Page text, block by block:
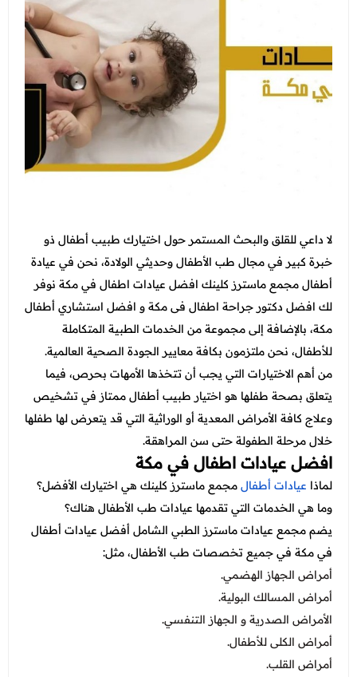
الطائف - شارع قريش
النساء والتوليد والتجميل النسائي
الطب العام و طب الطواري
الطب الاتصالي و الطب المنزلي
الاطفال
خدمات المختبر
الاشعة
عروض الجلدية والتجميل
عرض الكل
عروض الفيلر و البوتكس
عروض الصيف المميزة
عروض البيكو واي
عروض الليزر
عروض العناية بالبشرة
عروض العناية بالشعر
عروض الرجال
عروض زوايا مكة
عروض النساء والتوليد والتجميل النسائي
عروض الطب العام
عرض الكل
فحوصات العمالة الوافدة
باقات متابعة ابر التنحيف
عروض جراحات التجميل
عروض قسم الطوارئ
عروض المختبر
عروض الاشعة
عروض الباطنة
عروض العظام
عروض الانف والاذن والحنجرة
عروض العلاج الطبيعي
اتصل بنا
المدونة
لا داعي للقلق والبحث المستمر حول اختيارك طبيب أطفال ذو
خبرة كبير في مجال طب الأطفال وحديثي الولادة، نحن في عيادة
أطفال مجمع ماسترز كلينك افضل عيادات اطفال في مكة نوفر
لك افضل دكتور جراحة اطفال فى مكة و افضل استشاري أطفال
مكة، بالإضافة إلى مجموعة من الخدمات الطبية المتكاملة
للأطفال، نحن ملتزمون بكافة معايير الجودة الصحية العالمية.
من أهم الاختيارات التي يجب أن تتخذها الأمهات بحرص، فيما
يتعلق بصحة طفلها هو اختيار طبيب أطفال ممتاز في تشخيص
وعلاج كافة الأمراض المعدية أو الوراثية التي قد يتعرض لها طفلها
خلال مرحلة الطفولة حتى سن المراهقة.
افضل عيادات اطفال في مكة
لماذا عيادات أطفال مجمع ماسترز كلينك هي اختيارك الأفضل؟
وما هي الخدمات التي تقدمها عيادات طب الأطفال هناك؟
يضم مجمع عيادات ماسترز الطبي الشامل أفضل عيادات أطفال
في مكة في جميع تخصصات طب الأطفال، مثل:
أمراض الجهاز الهضمي.
أمراض المسالك البولية.
الأمراض الصدرية و الجهاز التنفسي.
أمراض الكلى للأطفال.
أمراض القلب.